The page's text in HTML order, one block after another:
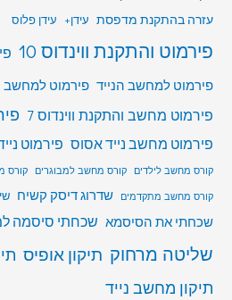
עזרה בהתקנת מדפסת עידן+ עידן פלוס
פירמוט והתקנת ווינדוס 10
פירמוט למחשב הנייד פירמוט למחשב
פירמוט מחשב והתקנת ווינדוס 7
פירמוט מחשב נייד אסוס פירמוט
קורס מחשב לילדים
קורס מחשב למבוגרים
קורס
קורס מחשב מתקדמים
שדרוג דיסק קשיח
שכחתי את הסיסמא שכחתי סיסמה
שליטה מרחוק תיקון אופיס
תיקון מחשב נייד